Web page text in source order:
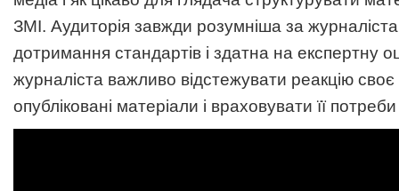
ЗМІ. Аудиторія завжди розумніша за
дотримання стандартів і здатна на експертну
журналіста важливо відстежувати реакцію своє
опубліковані матеріали і враховувати її